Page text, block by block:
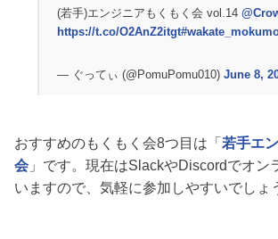
(若手)エンジニアもくもく会 vol.14
https://t.co/O2AnZ2itgt
— ぐってぃ (@PomuPomu010) June 8,
おすすめのもくもく会8つ目は「 若手エ
会 」です。現在はSlackやDiscordでオン
いますので、気軽に参加しやすいでしょ